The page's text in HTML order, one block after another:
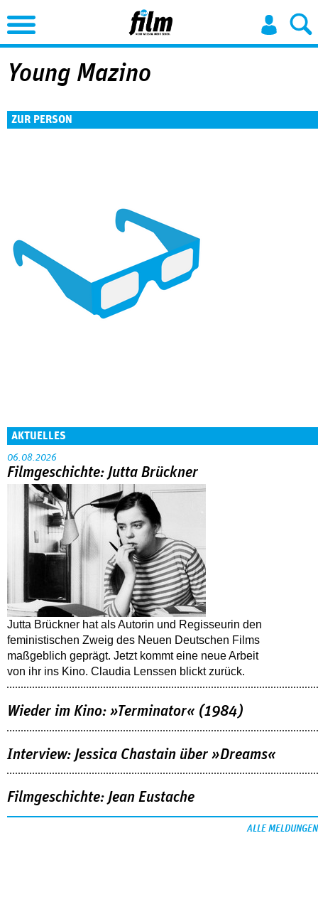
Jump to Navigation
Young Mazino
ZUR PERSON
AKTUELLES
06.08.2026
Filmgeschichte: Jutta Brückner
Jutta Brückner hat als Autorin und Regisseurin den
feministischen Zweig des Neuen Deutschen Films
maßgeblich geprägt. Jetzt kommt eine neue Arbeit
von ihr ins Kino. Claudia Lenssen blickt zurück.
Wieder im Kino: »Terminator« (1984)
Interview: Jessica Chastain über »Dreams«
Filmgeschichte: Jean Eustache
ALLE MELDUNGEN